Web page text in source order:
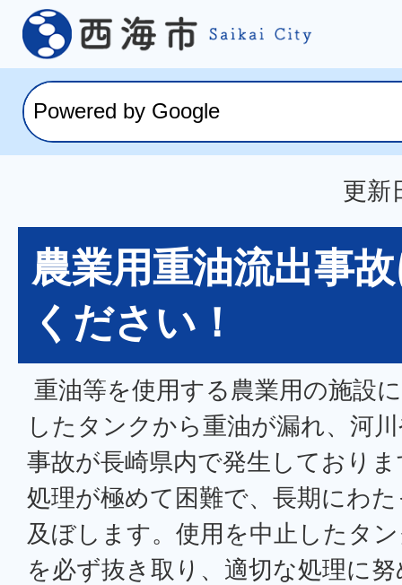
更新
農業用重油流出事
ください！
重油等を使用する農業用の施設
したタンクから重油が漏れ、河
事故が長崎県内で発生しており
処理が極めて困難で、長期にわ
及ぼします。使用を中止したタ
を必ず抜き取り、適切な処理に